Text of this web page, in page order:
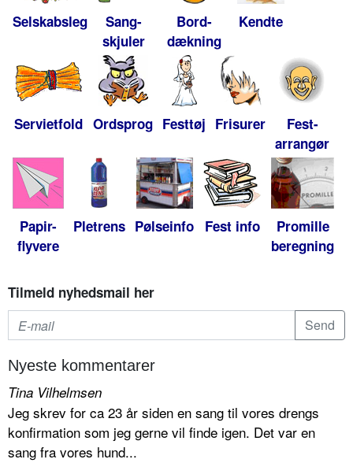
Selskabsleg
Sang-
skjuler
Bord-
dækning
Kendte
Servietfold Ordsprog Festtøj Frisurer
Fest-
arrangør
Papir-
flyvere
Pletrens Pølseinfo Fest info
Promille
beregning
Tilmeld nyhedsmail her
Nyeste kommentarer
Tina Vilhelmsen
Jeg skrev for ca 23 år siden en sang til vores drengs
konfirmation som jeg gerne vil finde igen. Det var en
sang fra vores hund...